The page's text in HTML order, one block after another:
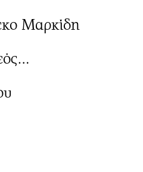
Μαρκίδη